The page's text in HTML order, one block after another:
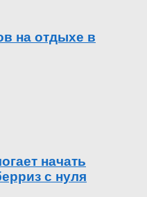
на отдыхе в
начать
с нуля